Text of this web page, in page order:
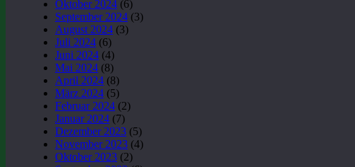
Oktober 2024 (6)
September 2024 (3)
August 2024 (3)
Juli 2024 (6)
Juni 2024 (4)
Mai 2024 (8)
April 2024 (8)
März 2024 (5)
Februar 2024 (2)
Januar 2024 (7)
Dezember 2023 (5)
November 2023 (4)
Oktober 2023 (2)